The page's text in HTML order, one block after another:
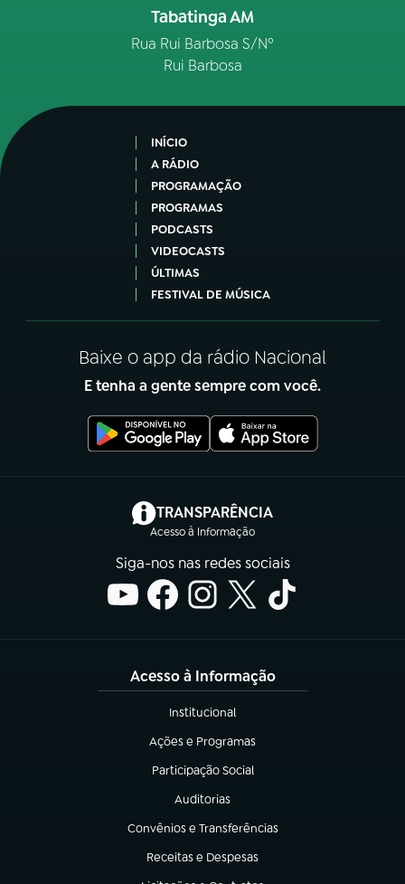
Tabatinga AM
Rua Rui Barbosa S/Nº
Rui Barbosa
INÍCIO
A RÁDIO
PROGRAMAÇÃO
PROGRAMAS
PODCASTS
VIDEOCASTS
ÚLTIMAS
FESTIVAL DE MÚSICA
Baixe o app da rádio Nacional
E tenha a gente sempre com você.
TRANSPARÊNCIA
Acesso à Informação
(abre em nova aba)
Siga-nos nas redes sociais
Acesso à Informação
Institucional
(abre em nova aba)
Ações e Programas
(abre em nova aba)
Participação Social
(abre em nova aba)
Auditorias
(abre em nova aba)
Convênios e Transferências
(abre em nova aba)
Receitas e Despesas
(abre em nova aba)